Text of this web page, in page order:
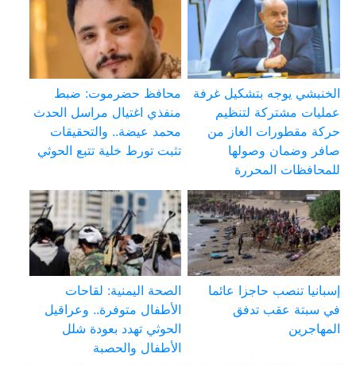
الخنبشي يوجه بتشكيل غرفة
عمليات مشتركة لتنظيم
حركة مقطورات الغاز من
صافر وضمان وصولها
للمحافظات المحررة
محافظ حضرموت: ضبط
منفذي اغتيال مراسل الحدث
محمد عيضة.. والتحقيقات
تثبت تورط خلية تتبع الحوثي
إسبانيا تنصب حاجزا عائما
في سبتة عقب تدفق
المهاجرين
الصحة اليمنية: لقاحات
الأطفال متوفرة.. وعراقيل
الحوثي تهدد بعودة شلل
الأطفال والحصبة